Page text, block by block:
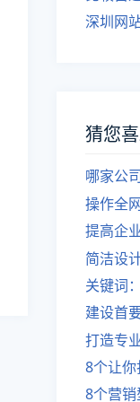
猜您
建设首